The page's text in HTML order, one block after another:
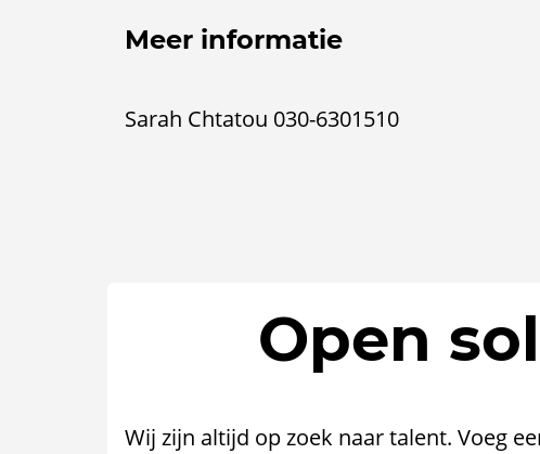
Meer informatie
Sarah Chtatou 030-6301510
Open
Wij zijn altijd op zoek naar talent. Voeg